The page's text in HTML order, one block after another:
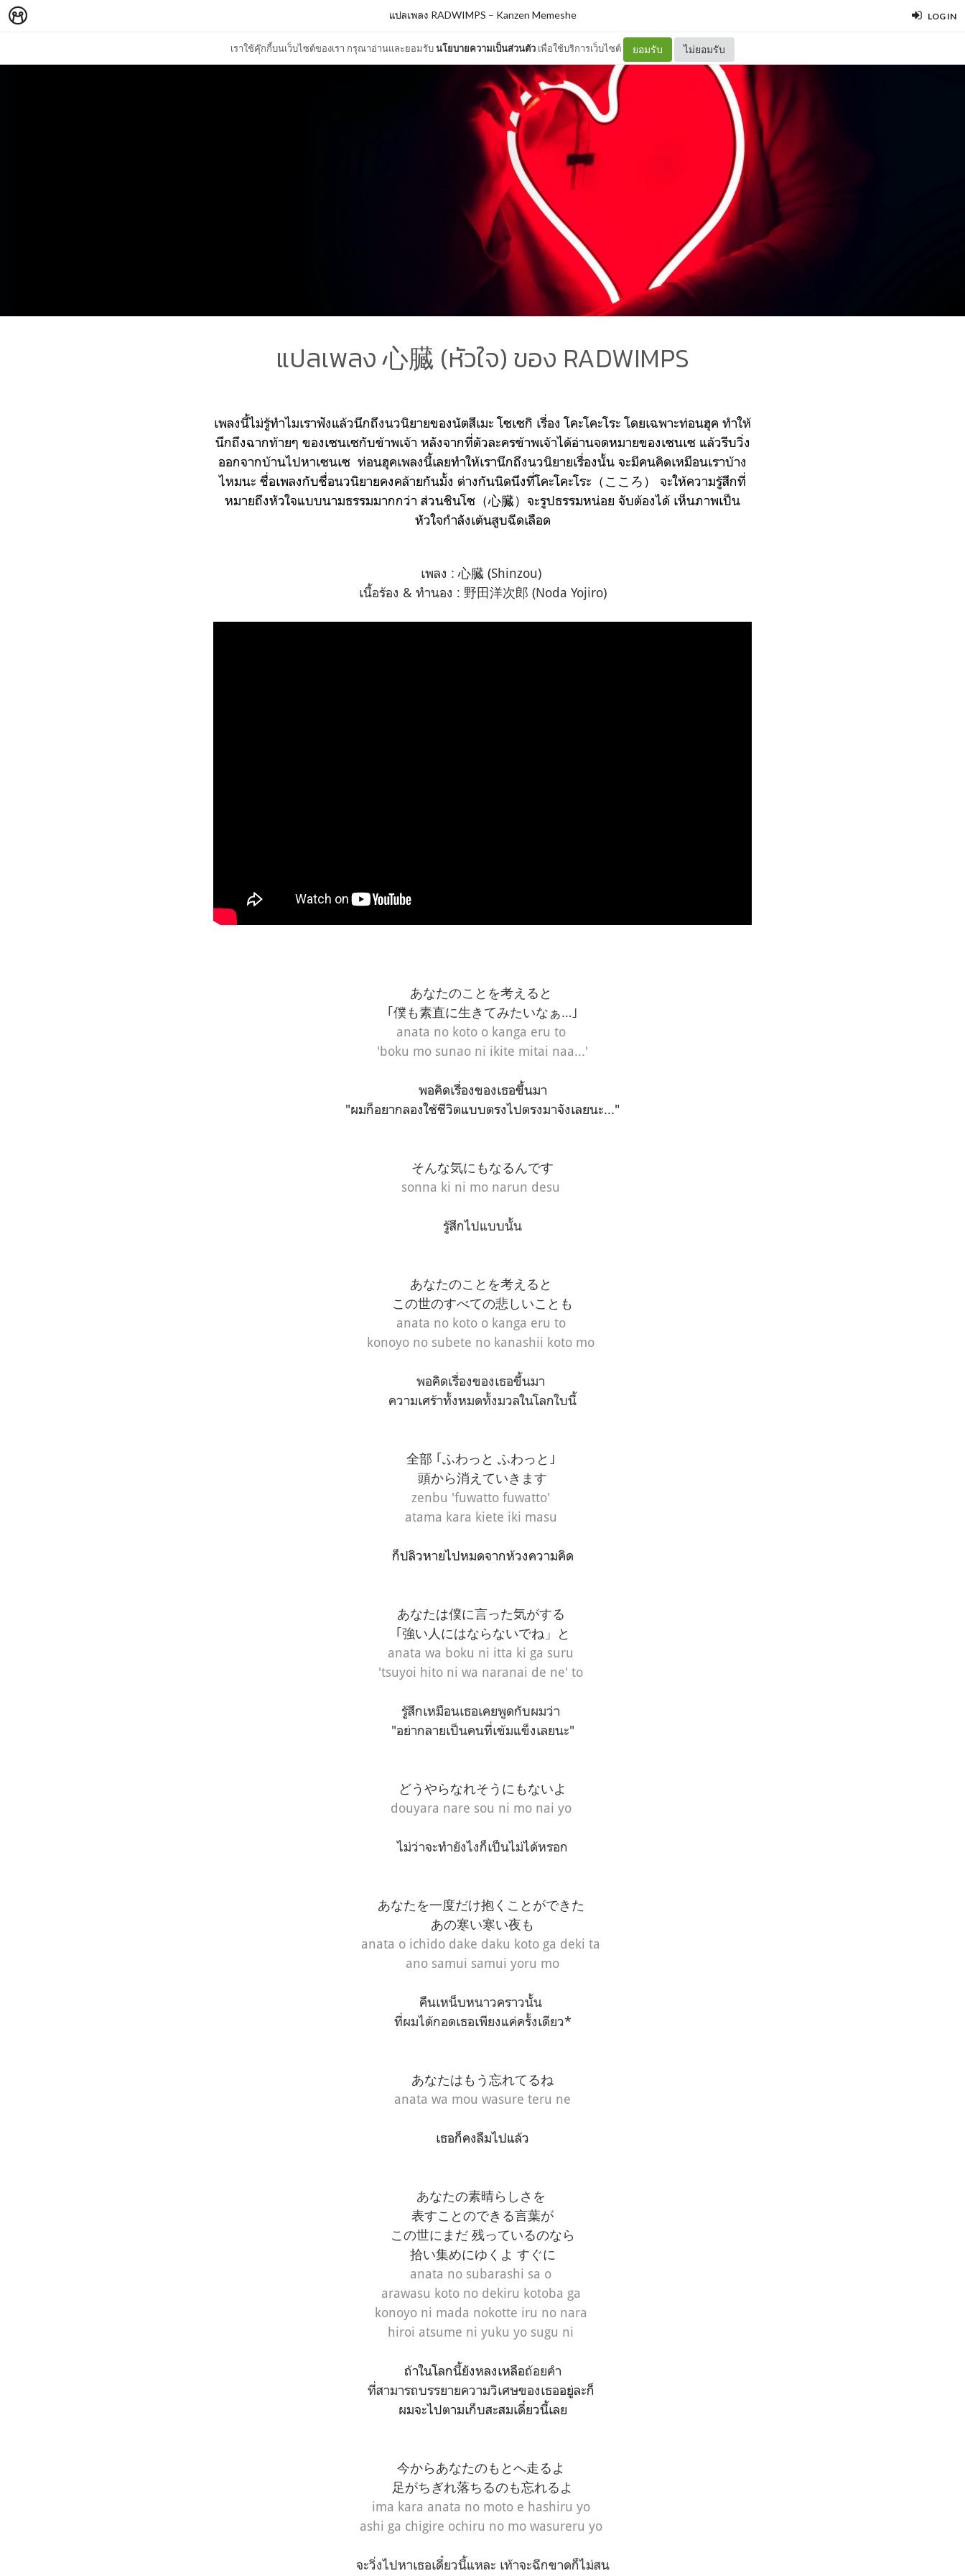
LOG IN
เราใช้คุ๊กกี้บนเว็บไซต์ของเรา กรุณาอ่านและยอมรับนโยบายความเป็นส่วนตัว เพื่อใช้บริการเว็บไซต์ ยอมรับ ไม่ยอมรับ
แปลเพลง RADWIMPS – Kanzen Memeshe
แปลเพลง 心臓 (หัวใจ) ของ RADWIMPS
เพลงนี้ไม่รู้ทำไมเราฟังแล้วนึกถึงนวนิยายของนัตสึเมะ โซเซกิ เรื่อง โคะโคะโระ โดยเฉพาะท่อนฮุค ทำให้
นึกถึงฉากท้ายๆ ของเซนเซกับข้าพเจ้า หลังจากที่ตัวละครข้าพเจ้าได้อ่านจดหมายของเซนเซ แล้วรีบวิ่ง
ออกจากบ้านไปหาเซนเซ ท่อนฮุคเพลงนี้เลยทำให้เรานึกถึงนวนิยายเรื่องนั้น จะมีคนคิดเหมือนเราบ้าง
ไหมนะ ชื่อเพลงกับชื่อนวนิยายคงคล้ายกันมั้ง ต่างกันนิดนึงที่โคะโคะโระ（こころ） จะให้ความรู้สึกที่
หมายถึงหัวใจแบบนามธรรมมากกว่า ส่วนชินโซ（心臓）จะรูปธรรมหน่อย จับต้องได้ เห็นภาพเป็น
หัวใจกำลังเต้นสูบฉีดเลือด
เพลง :心臓 (Shinzou)
เนื้อร้อง & ทำนอง : 野田洋次郎 (Noda Yojiro)
あなたのことを考えると
｢僕も素直に生きてみたいなぁ…｣
anata no koto o kanga eru to
'boku mo sunao ni ikite mitai naa...'
พอคิดเรื่องของเธอขึ้นมา
"ผมก็อยากลองใช้ชีวิตแบบตรงไปตรงมาจังเลยนะ..."
そんな気にもなるんです
sonna ki ni mo narun desu
รู้สึกไปแบบนั้น
あなたのことを考えると
この世のすべての悲しいことも
anata no koto o kanga eru to
konoyo no subete no kanashii koto mo
พอคิดเรื่องของเธอขึ้นมา
ความเศร้าทั้งหมดทั้งมวลในโลกใบนี้
全部 ｢ふわっと ふわっと｣
頭から消えていきます
zenbu 'fuwatto fuwatto'
atama kara kiete iki masu
ก็ปลิวหายไปหมดจากห้วงความคิด
あなたは僕に言った気がする
｢強い人にはならないでね」と
anata wa boku ni itta ki ga suru
'tsuyoi hito ni wa naranai de ne' to
รู้สึกเหมือนเธอเคยพูดกับผมว่า
"อย่ากลายเป็นคนที่เข้มแข็งเลยนะ"
どうやらなれそうにもないよ
douyara nare sou ni mo nai yo
ไม่ว่าจะทำยังไงก็เป็นไม่ได้หรอก
あなたを一度だけ抱くことができた
あの寒い寒い夜も
anata o ichido dake daku koto ga deki ta
ano samui samui yoru mo
คืนเหน็บหนาวคราวนั้น
ที่ผมได้กอดเธอเพียงแค่ครั้งเดียว*
あなたはもう忘れてるね
anata wa mou wasure teru ne
เธอก็คงลืมไปแล้ว
あなたの素晴らしさを
表すことのできる言葉が
この世にまだ 残っているのなら
拾い集めにゆくよ すぐに
anata no subarashi sa o
arawasu koto no dekiru kotoba ga
konoyo ni mada nokotte iru no nara
hiroi atsume ni yuku yo sugu ni
ถ้าในโลกนี้ยังหลงเหลือถ้อยคำ
ที่สามารถบรรยายความวิเศษของเธออยู่ละก็
ผมจะไปตามเก็บสะสมเดี๋ยวนี้เลย
今からあなたのもとへ走るよ
足がちぎれ落ちるのも忘れるよ
ima kara anata no moto e hashiru yo
ashi ga chigire ochiru no mo wasureru yo
จะวิ่งไปหาเธอเดี๋ยวนี้แหละ เท้าจะฉีกขาดก็ไม่สน